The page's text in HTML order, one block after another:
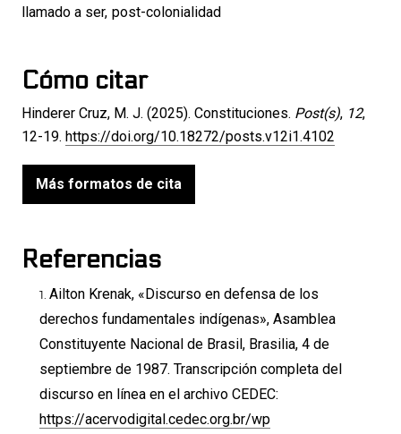
llamado a ser, post-colonialidad
Cómo citar
Hinderer Cruz, M. J. (2025). Constituciones. Post(s), 12,
12-19. https://doi.org/10.18272/posts.v12i1.4102
Más formatos de cita
Referencias
Ailton Krenak, «Discurso en defensa de los
derechos fundamentales indígenas», Asamblea
Constituyente Nacional de Brasil, Brasilia, 4 de
septiembre de 1987. Transcripción completa del
discurso en línea en el archivo CEDEC:
https://acervodigital.cedec.org.br/wp